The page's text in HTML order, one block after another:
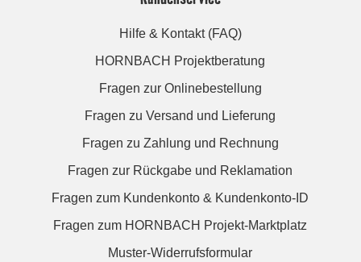
Hilfe & Kontakt (FAQ)
HORNBACH Projektberatung
Fragen zur Onlinebestellung
Fragen zu Versand und Lieferung
Fragen zu Zahlung und Rechnung
Fragen zur Rückgabe und Reklamation
Fragen zum Kundenkonto & Kundenkonto-ID
Fragen zum HORNBACH Projekt-Marktplatz
Muster-Widerrufsformular